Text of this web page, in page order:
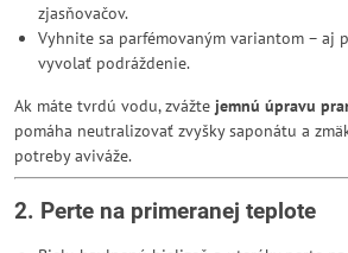
zjasňovačov.
Vyhnite sa parfémovaným variantom – aj
vyvolať podráždenie.
Ak máte tvrdú vodu, zvážte jemnú úpravu
pomáha neutralizovať zvyšky saponátu a
potreby aviváže.
2. Perte na primeranej teplote